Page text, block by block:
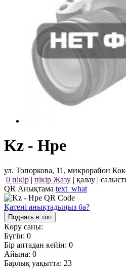
Kz - Hpe
ул. Топоркова, 11, микрорайон
0 пікір | пікір Жазу | қалау |
QR Анықтама text_what
Қатені анықтадыңыз ба?
Поднять в топ
Көру саны:
Бүгін: 0
Бір аптадан кейін: 0
Айына: 0
Барлық уақытта: 23